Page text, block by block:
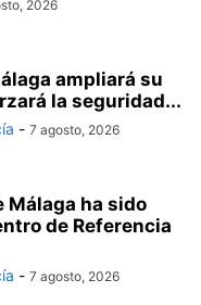
2026
ampliará su
la seguridad...
- 7 agosto, 2026
Málaga ha sido
de Referencia
- 7 agosto, 2026